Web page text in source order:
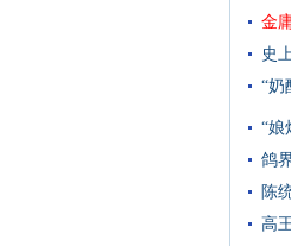
金
史
“奶
“娘
鸽
陈
高